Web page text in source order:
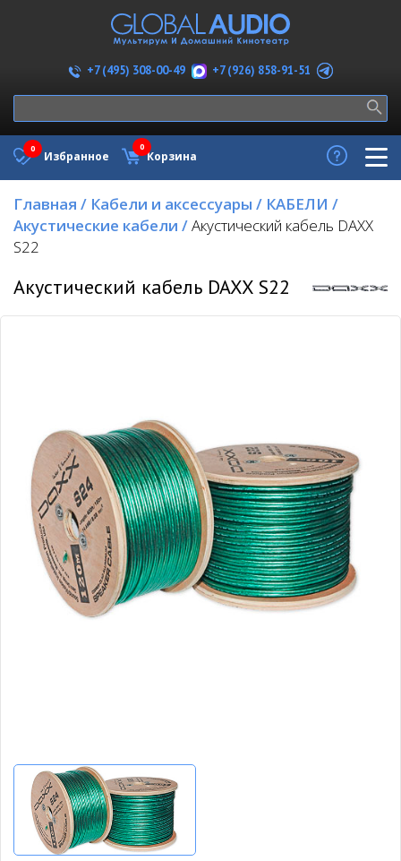
+7 (495) 308-00-49 +7 (926) 858-91-51
Избранное
0
Корзина
0
Главная / Кабели и аксессуары / КАБЕЛИ /
Акустические кабели /Акустический кабель DAXX
S22
Акустический кабель DAXX S22